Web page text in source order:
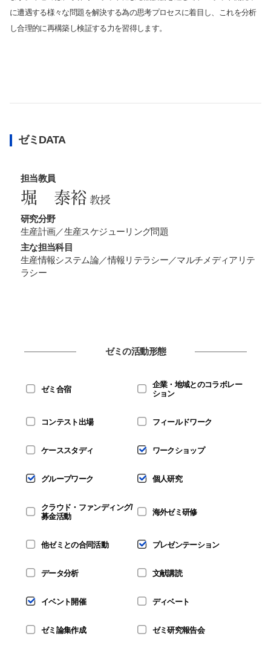
に遭遇する様々な問題を解決する為の思考プロセスに着目し、これを分析
し合理的に再構築し検証する力を習得します。
ゼミDATA
担当教員
堀 泰裕 教授
研究分野
生産計画／生産スケジューリング問題
主な担当科目
生産情報システム論／情報リテラシー／マルチメディアリテ
ラシー
ゼミの活動形態
ゼミ合宿
企業・地域とのコラボレー
ション
コンテスト出場 フィールドワーク
ケーススタディ ワークショップ
グループワーク 個人研究
クラウド・ファンディング/
募金活動
海外ゼミ研修
他ゼミとの合同活動 プレゼンテーション
データ分析 文献講読
イベント開催 ディベート
ゼミ論集作成 ゼミ研究報告会